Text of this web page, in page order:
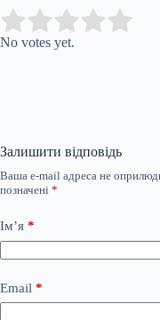
Rate this item:
No votes yet.
Залишити відповідь
Ваша e-mail адреса не
позначені *
Ім’я *
Email *